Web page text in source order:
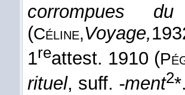
corrompues
(Céline,Voyage,
1reattest. 1910 (
rituel, suff. -ment2